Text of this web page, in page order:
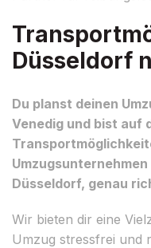
Düsseldorf
Du planst deinen
Venedig und bist auf
Düsseldorf, genau
Wir bieten dir eine
Umzug stressfrei und